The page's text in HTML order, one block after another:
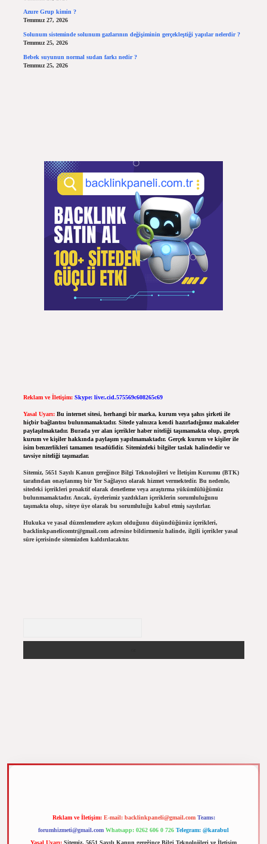
Azure Grup kimin ?
Temmuz 27, 2026
Solunum sisteminde solunum gazlarının değişiminin gerçekleştiği yapılar nelerdir ?
Temmuz 25, 2026
Bebek suyunun normal sudan farkı nedir ?
Temmuz 25, 2026
Reklam ve İletişim: Skype: live:.cid.575569c608265c69
Yasal Uyarı: Bu internet sitesi, herhangi bir marka, kurum veya şahıs şirketi ile
hiçbir bağlantısı bulunmamaktadır. Sitede yalnızca kendi hazırladığımız makaleler
paylaşılmaktadır. Burada yer alan içerikler haber niteliği taşımamakta olup, gerçek
kurum ve kişiler hakkında paylaşım yapılmamaktadır. Gerçek kurum ve kişiler ile
isim benzerlikleri tamamen tesadüfidir. Sitemizdeki bilgiler taslak halindedir ve
tavsiye niteliği taşımazlar.
Sitemiz, 5651 Sayılı Kanun gereğince Bilgi Teknolojileri ve İletişim Kurumu (BTK)
tarafından onaylanmış bir Yer Sağlayıcı olarak hizmet vermektedir. Bu nedenle,
sitedeki içerikleri proaktif olarak denetleme veya araştırma yükümlülüğümüz
bulunmamaktadır. Ancak, üyelerimiz yazdıkları içeriklerin sorumluluğunu
taşımakta olup, siteye üye olarak bu sorumluluğu kabul etmiş sayılırlar.
Hukuka ve yasal düzenlemelere aykırı olduğunu düşündüğünüz içerikleri,
backlinkpanelicomtr@gmail.comadresine bildirmeniz halinde, ilgili içerikler yasal
süre içerisinde sitemizden kaldırılacaktır.
Reklam ve İletişim: E-mail: backlinkpaneli@gmail.com Teams:
forumhizmeti@gmail.com Whatsapp: 0262 606 0 726 Telegram: @karabul
Yasal Uyarı: Sitemiz, 5651 Sayılı Kanun gereğince Bilgi Teknolojileri ve İletişim